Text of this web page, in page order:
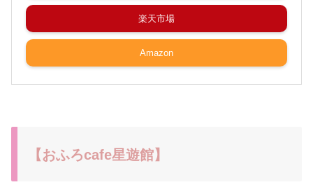
楽天市場
Amazon
【おふろcafe星遊館】